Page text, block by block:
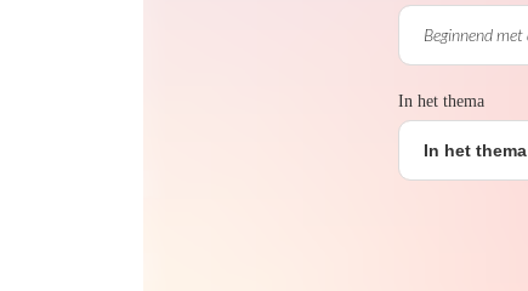
In het thema
In het thema